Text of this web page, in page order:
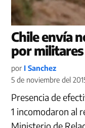
Chile envía
por
por I Sanchez
5 de noviembre del
Presencia de
1 incomodaron al